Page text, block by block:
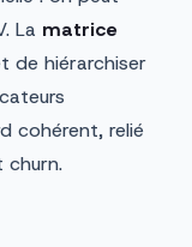
La matrice
de hiérarchiser
cohérent, relié
churn.